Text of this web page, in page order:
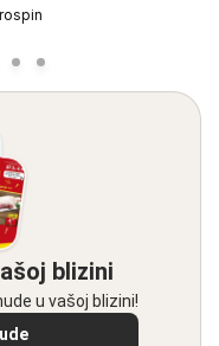
blizini
u vašoj blizini!